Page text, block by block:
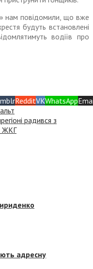
нам повідомили, що вже
будуть встановлені
водіїв про
RedditVKWhatsApp
радився з
ЖКГ
адресну